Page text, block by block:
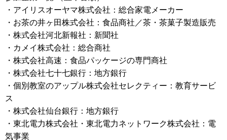
・アイリスオーヤマ株式会社：総合家電メーカー
・お茶の井ヶ田株式会社：食品商社／茶・茶菓子製造販売
・株式会社河北新報社：新聞社
・カメイ株式会社：総合商社
・株式会社高速：食品パッケージの専門商社
・株式会社七十七銀行：地方銀行
・個別教室のアップル株式会社セレクティー：教育サービ
ス
・株式会社仙台銀行：地方銀行
・東北電力株式会社・東北電力ネットワーク株式会社：電
気事業